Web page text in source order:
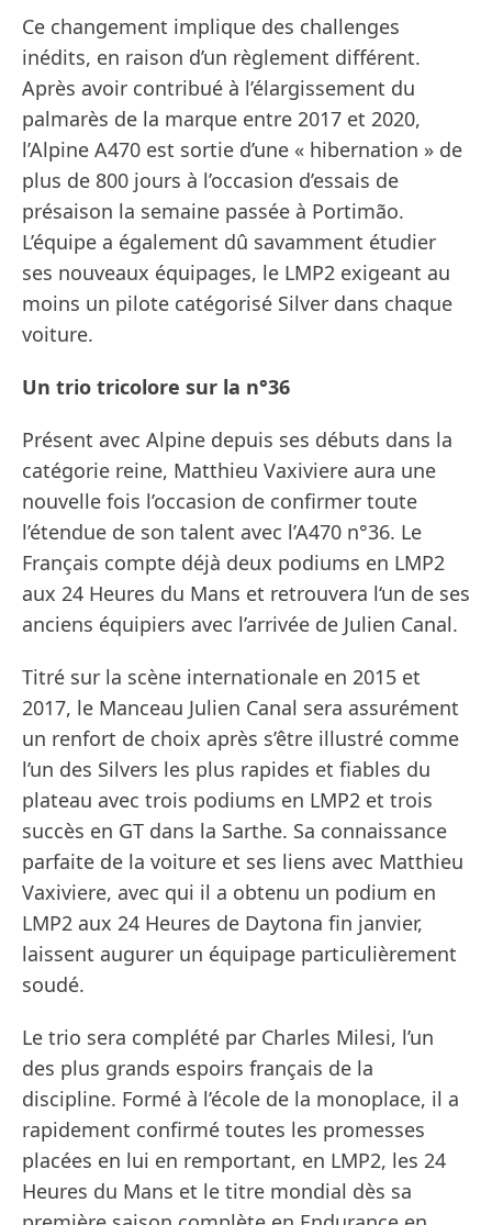
Ce changement implique des challenges
inédits, en raison d’un règlement différent.
Après avoir contribué à l’élargissement du
palmarès de la marque entre 2017 et 2020,
l’Alpine A470 est sortie d’une « hibernation » de
plus de 800 jours à l’occasion d’essais de
présaison la semaine passée à Portimão.
L’équipe a également dû savamment étudier
ses nouveaux équipages, le LMP2 exigeant au
moins un pilote catégorisé Silver dans chaque
voiture.
Un trio tricolore sur la n°36
Présent avec Alpine depuis ses débuts dans la
catégorie reine, Matthieu Vaxiviere aura une
nouvelle fois l’occasion de confirmer toute
l’étendue de son talent avec l’A470 n°36. Le
Français compte déjà deux podiums en LMP2
aux 24 Heures du Mans et retrouvera l‘un de ses
anciens équipiers avec l’arrivée de Julien Canal.
Titré sur la scène internationale en 2015 et
2017, le Manceau Julien Canal sera assurément
un renfort de choix après s’être illustré comme
l’un des Silvers les plus rapides et fiables du
plateau avec trois podiums en LMP2 et trois
succès en GT dans la Sarthe. Sa connaissance
parfaite de la voiture et ses liens avec Matthieu
Vaxiviere, avec qui il a obtenu un podium en
LMP2 aux 24 Heures de Daytona fin janvier,
laissent augurer un équipage particulièrement
soudé.
Le trio sera complété par Charles Milesi, l’un
des plus grands espoirs français de la
discipline. Formé à l’école de la monoplace, il a
rapidement confirmé toutes les promesses
placées en lui en remportant, en LMP2, les 24
Heures du Mans et le titre mondial dès sa